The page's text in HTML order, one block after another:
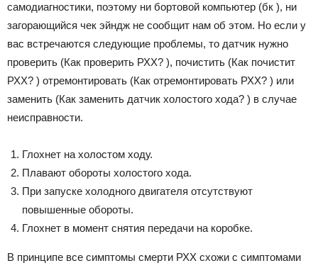
самодиагностики, поэтому ни бортовой компьютер (бк ), ни
загорающийся чек эйндж не сообщит нам об этом. Но если у
вас встречаются следующие проблемы, то датчик нужно
проверить (Как проверить РХХ? ), почистить (Как почистит
РХХ? ) отремонтировать (Как отремонтировать РХХ? ) или
заменить (Как заменить датчик холостого хода? ) в случае
неисправности.
Глохнет на холостом ходу.
Плавают обороты холостого хода.
При запуске холодного двигателя отсутствуют
повышенные обороты.
Глохнет в момент снятия передачи на коробке.
В принципе все симптомы смерти РХХ схожи с симптомами